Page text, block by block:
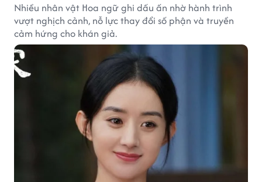
Nhiều nhân vật Hoa ngữ ghi dấu ấn nhờ hành trình
vượt nghịch cảnh, nỗ lực thay đổi số phận và truyền
cảm hứng cho khán giả.